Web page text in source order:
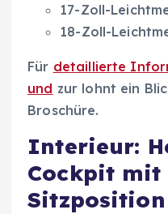
17-Zoll-
18-Zoll-
Für detaillierte
und zur lohnt ein
Broschüre.
Interieur:
Cockpit mit
Sitzposition